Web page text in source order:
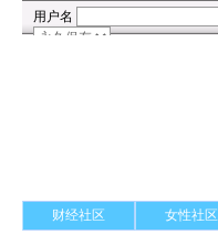
财经社区 女性社区